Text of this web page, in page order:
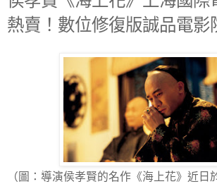
熱賣！數位修復版誠品電影
（圖：導演侯孝賢的名作《海上花》近日